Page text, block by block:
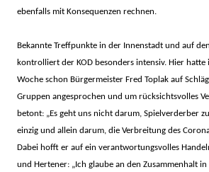
ebenfalls mit Konsequenzen rechnen.
Bekannte Treffpunkte in der Innenstadt und auf
kontrolliert der KOD besonders intensiv. Hier hatte
Woche schon Bürgermeister Fred Toplak auf
Gruppen angesprochen und um rücksichtsvolles
betont: „Es geht uns nicht darum, Spielverderber
einzig und allein darum, die Verbreitung des
Dabei hofft er auf ein verantwortungsvolles
und Hertener: „Ich glaube an den Zusammenhalt